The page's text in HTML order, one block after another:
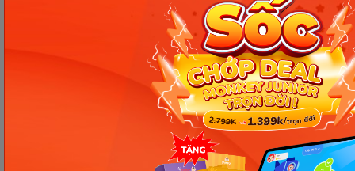
Thống kê số lượng lớp học, giáo viên, học
Thống kê lịch sử điểm danh và hoạt động lớp
Xuất báo cáo chi tiết dưới dạng file Excel/PDF
Thống kê đăng ký khóa học/lớp học